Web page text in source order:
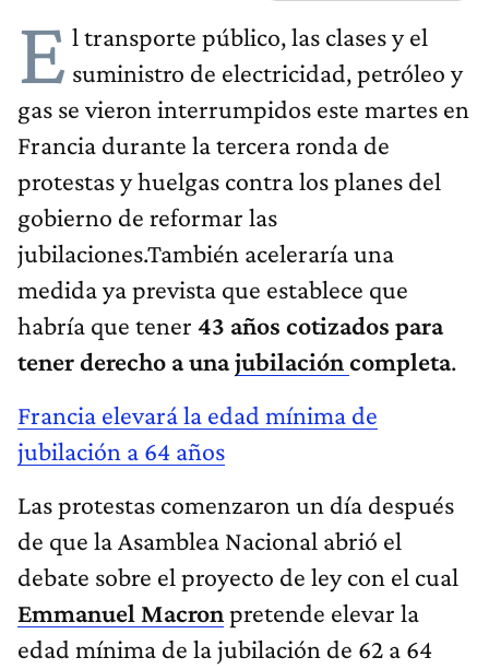
E l transporte público, las clases y el
suministro de electricidad, petróleo y
gas se vieron interrumpidos este martes en
Francia durante la tercera ronda de
protestas y huelgas contra los planes del
gobierno de reformar las
jubilaciones.También aceleraría una
medida ya prevista que establece que
habría que tener 43 años cotizados para
tener derecho a unajubilacióncompleta.
Francia elevará la edad mínima de
jubilación a 64 años
Las protestas comenzaron un día después
de que la Asamblea Nacional abrió el
debate sobre el proyecto de ley con el cual
Emmanuel Macronpretende elevar la
edad mínima de la jubilación de 62 a 64